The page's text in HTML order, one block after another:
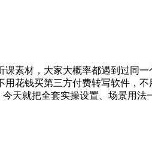
素材，大家大概率都遇到过同
花钱买第三方付费转写软件，
天就把全套实操设置、场景用法